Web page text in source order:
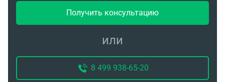
Получить консультацию
или
8 499 938-65-20